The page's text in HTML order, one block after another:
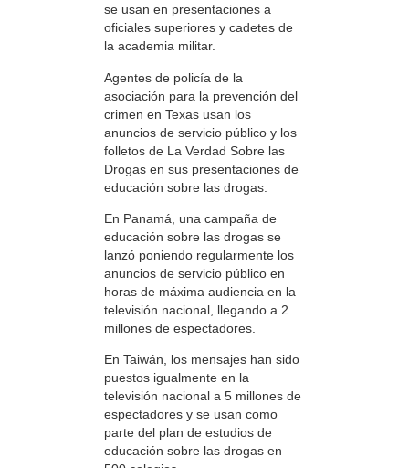
se usan en presentaciones a
oficiales superiores y cadetes de
la academia militar.
Agentes de policía de la
asociación para la prevención del
crimen en Texas usan los
anuncios de servicio público y los
folletos de La Verdad Sobre las
Drogas en sus presentaciones de
educación sobre las drogas.
En Panamá, una campaña de
educación sobre las drogas se
lanzó poniendo regularmente los
anuncios de servicio público en
horas de máxima audiencia en la
televisión nacional, llegando a 2
millones de espectadores.
En Taiwán, los mensajes han sido
puestos igualmente en la
televisión nacional a 5 millones de
espectadores y se usan como
parte del plan de estudios de
educación sobre las drogas en